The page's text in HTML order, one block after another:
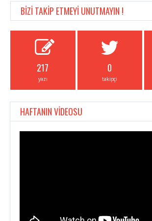
BİZİ TAKİP ETMEYİ UNUTMAYIN !
217
yazı
0
takipçi
HAFTANIN VİDEOSU